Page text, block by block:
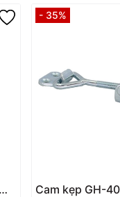
- 35%
Cam kẹp GH-